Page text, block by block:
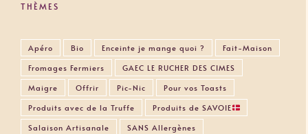
THÈMES
Apéro Bio Enceinte je mange quoi ?
Fait-Maison
Fromages Fermiers
GAEC LE RUCHER DES CIMES
Maigre
Offrir Pic-Nic
Pour vos Toasts
Produits avec de la Truffe
Produits de SAVOIE
Salaison Artisanale
SANS Allergènes